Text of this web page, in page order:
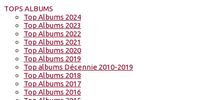
TOPS ALBUMS
Top Albums 2024
Top Albums 2023
Top Albums 2022
Top Albums 2021
Top Albums 2020
Top Albums 2019
Top albums Décennie 2010-2019
Top Albums 2018
Top Albums 2017
Top Albums 2016